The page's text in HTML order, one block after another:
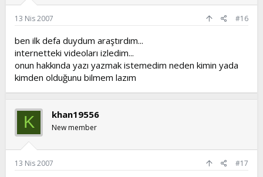
13 Nis 2007 #16
ben ilk defa duydum araştırdım...
internetteki videoları izledim...
onun hakkında yazı yazmak istemedim neden kimin yada
kimden olduğunu bilmem lazım
K khan19556
New member
13 Nis 2007 #17